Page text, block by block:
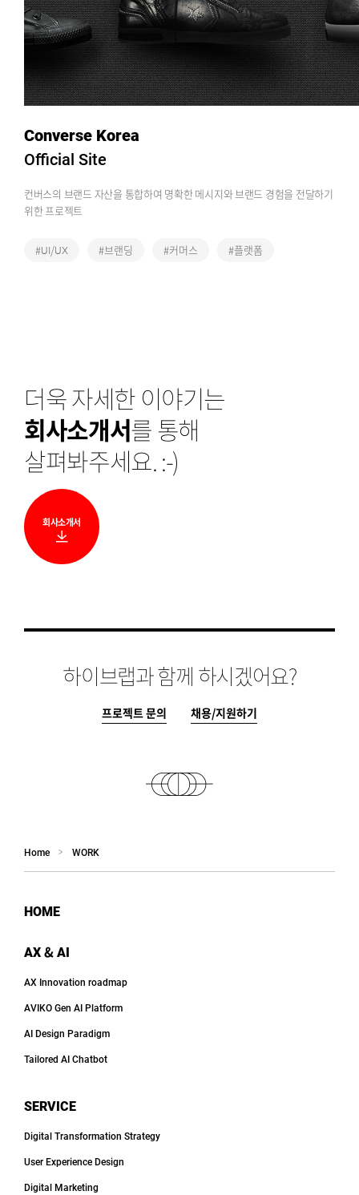
Converse Korea
Official Site
컨버스의 브랜드 자산을 통합하여 명확한 메시지와 브랜드 경험을 전달하기
위한 프로젝트
#UI/UX #브랜딩 #커머스 #플랫폼
더욱 자세한 이야기는
회사소개서를 통해
살펴봐주세요. :-)
회사소개서
다
운
로
하이브랩과 함께 하시겠어요?
프로젝트 문의 채용/지원하기
Home WORK
HOME
AX & AI
AX Innovation roadmap
AVIKO Gen AI Platform
AI Design Paradigm
Tailored AI Chatbot
SERVICE
Digital Transformation Strategy
User Experience Design
Digital Marketing